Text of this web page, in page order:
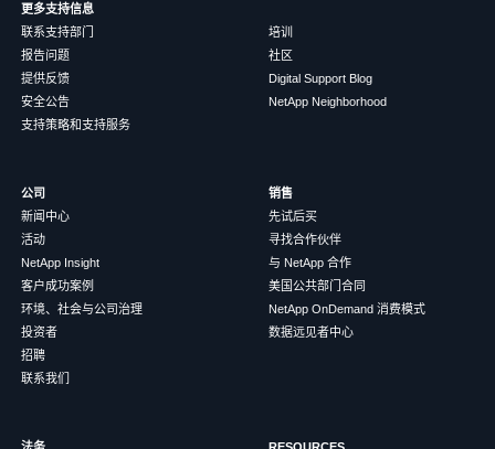
更多支持信息
联系支持部门
报告问题
提供反馈
安全公告
支持策略和支持服务
培训
社区
Digital Support Blog
NetApp Neighborhood
公司
新闻中心
活动
NetApp Insight
客户成功案例
环境、社会与公司治理
投资者
招聘
联系我们
销售
先试后买
寻找合作伙伴
与 NetApp 合作
美国公共部门合同
NetApp OnDemand 消费模式
数据远见者中心